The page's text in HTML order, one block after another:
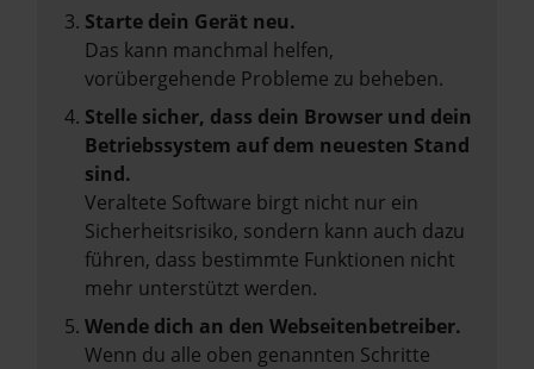
Starte dein Gerät neu.
Das kann manchmal helfen,
vorübergehende Probleme zu beheben.
Stelle sicher, dass dein Browser und dein
Betriebssystem auf dem neuesten Stand
sind.
Veraltete Software birgt nicht nur ein
Sicherheitsrisiko, sondern kann auch dazu
führen, dass bestimmte Funktionen nicht
mehr unterstützt werden.
Wende dich an den Webseitenbetreiber.
Wenn du alle oben genannten Schritte